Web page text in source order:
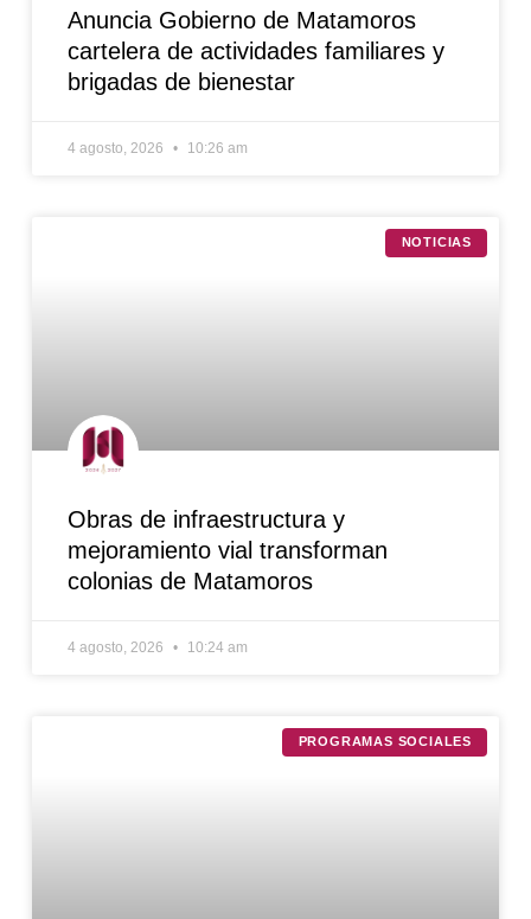
Anuncia Gobierno de Matamoros
cartelera de actividades familiares y
brigadas de bienestar
4 agosto, 2026 10:26 am
NOTICIAS
Obras de infraestructura y
mejoramiento vial transforman
colonias de Matamoros
4 agosto, 2026 10:24 am
PROGRAMAS SOCIALES